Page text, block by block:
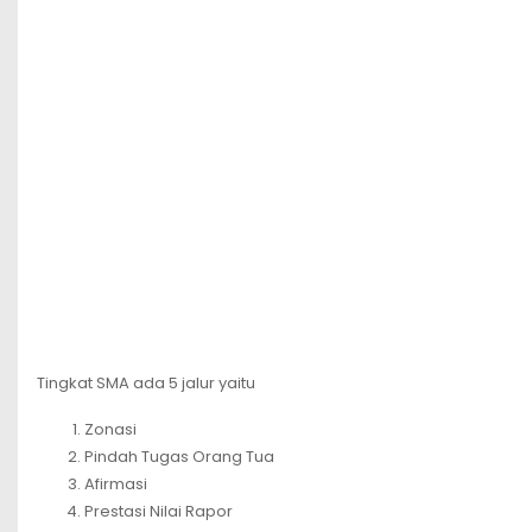
Tingkat SMA ada 5 jalur yaitu
Zonasi
Pindah Tugas Orang Tua
Afirmasi
Prestasi Nilai Rapor